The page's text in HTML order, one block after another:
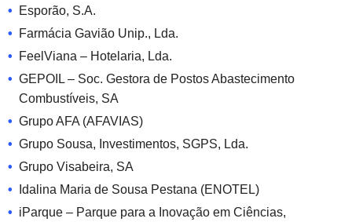
Esporão, S.A.
Farmácia Gavião Unip., Lda.
FeelViana – Hotelaria, Lda.
GEPOIL – Soc. Gestora de Postos Abastecimento
Combustíveis, SA
Grupo AFA (AFAVIAS)
Grupo Sousa, Investimentos, SGPS, Lda.
Grupo Visabeira, SA
Idalina Maria de Sousa Pestana (ENOTEL)
iParque – Parque para a Inovação em Ciências,